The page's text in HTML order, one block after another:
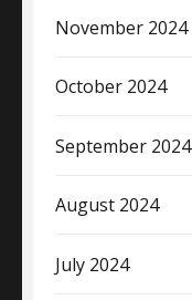
November 2024
October 2024
September 2024
August 2024
July 2024